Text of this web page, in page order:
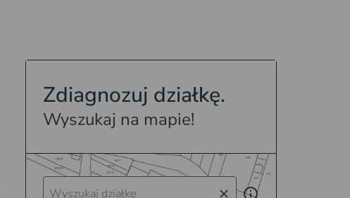
Zdiagnozuj działkę.
Wyszukaj na mapie!